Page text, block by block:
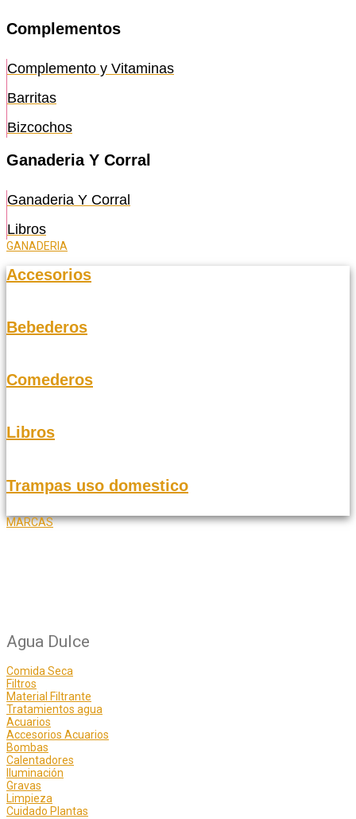
Complementos
Complemento y Vitaminas
Barritas
Bizcochos
Ganaderia Y Corral
Ganaderia Y Corral
Libros
GANADERIA
Accesorios
Bebederos
Comederos
Libros
Trampas uso domestico
MARCAS
Agua Dulce
Comida Seca
Filtros
Material Filtrante
Tratamientos agua
Acuarios
Accesorios Acuarios
Bombas
Calentadores
Iluminación
Gravas
Limpieza
Cuidado Plantas